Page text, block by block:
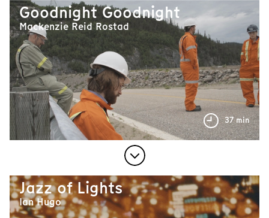
Goodnight Goodnight
Mackenzie Reid Rostad
37 min
Jazz of Lights
Ian Hugo